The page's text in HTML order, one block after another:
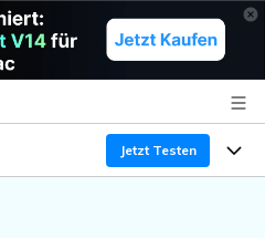
Jetzt Testen